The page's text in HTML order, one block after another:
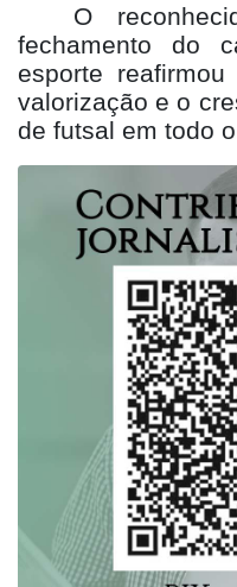
O
fechamento do
esporte
valorização e o
de futsal em todo